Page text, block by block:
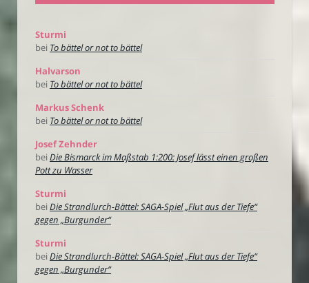
Sturmi
bei To bättel or not to bättel
Halvarson
bei To bättel or not to bättel
Markus Schenk
bei To bättel or not to bättel
Josef Zehnder
bei Die Bismarck im Maßstab 1:200: Josef lässt einen großen
Pott zu Wasser
Sturmi
bei Die Strandlurch-Bättel: SAGA-Spiel „Flut aus der Tiefe“
gegen „Burgunder“
Sturmi
bei Die Strandlurch-Bättel: SAGA-Spiel „Flut aus der Tiefe“
gegen „Burgunder“